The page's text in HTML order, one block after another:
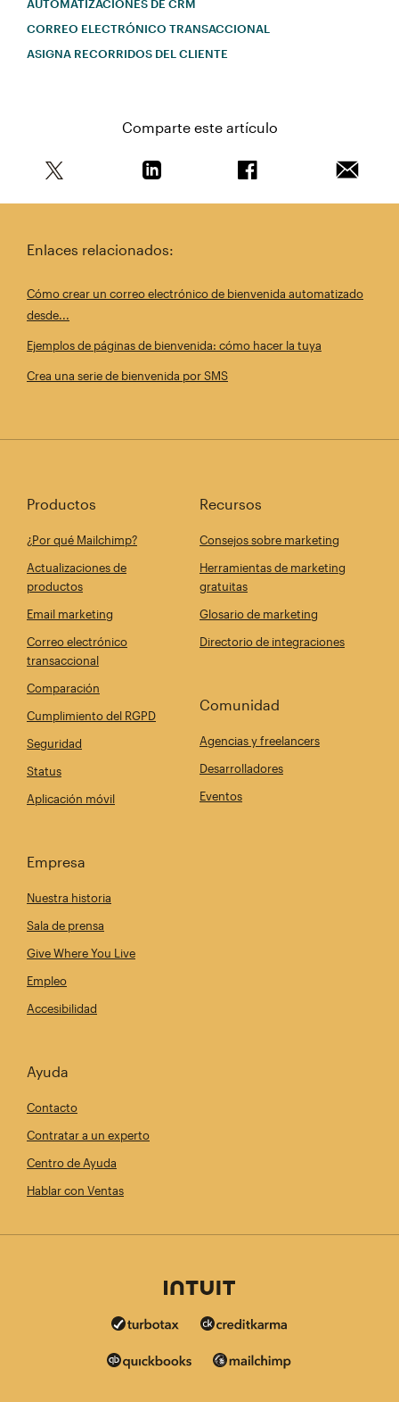
AUTOMATIZACIONES DE CRM
CORREO ELECTRÓNICO TRANSACCIONAL
ASIGNA RECORRIDOS DEL CLIENTE
Comparte este artículo
Enlaces relacionados:
Cómo crear un correo electrónico de bienvenida automatizado
desde...
Ejemplos de páginas de bienvenida: cómo hacer la tuya
Crea una serie de bienvenida por SMS
Productos
¿Por qué Mailchimp?
Actualizaciones de
productos
Email marketing
Correo electrónico
transaccional
Comparación
Cumplimiento del RGPD
Seguridad
Status
Aplicación móvil
Recursos
Consejos sobre marketing
Herramientas de marketing
gratuitas
Glosario de marketing
Directorio de integraciones
Comunidad
Agencias y freelancers
Desarrolladores
Eventos
Empresa
Nuestra historia
Sala de prensa
Give Where You Live
Empleo
Accesibilidad
Ayuda
Contacto
Contratar a un experto
Centro de Ayuda
Hablar con Ventas